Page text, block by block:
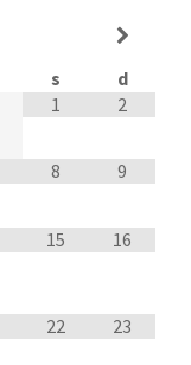
s
d
1
2
8 9
15 16
22 23